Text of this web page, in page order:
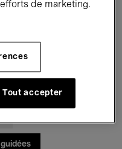
Music
de marketing.
Tout accepter